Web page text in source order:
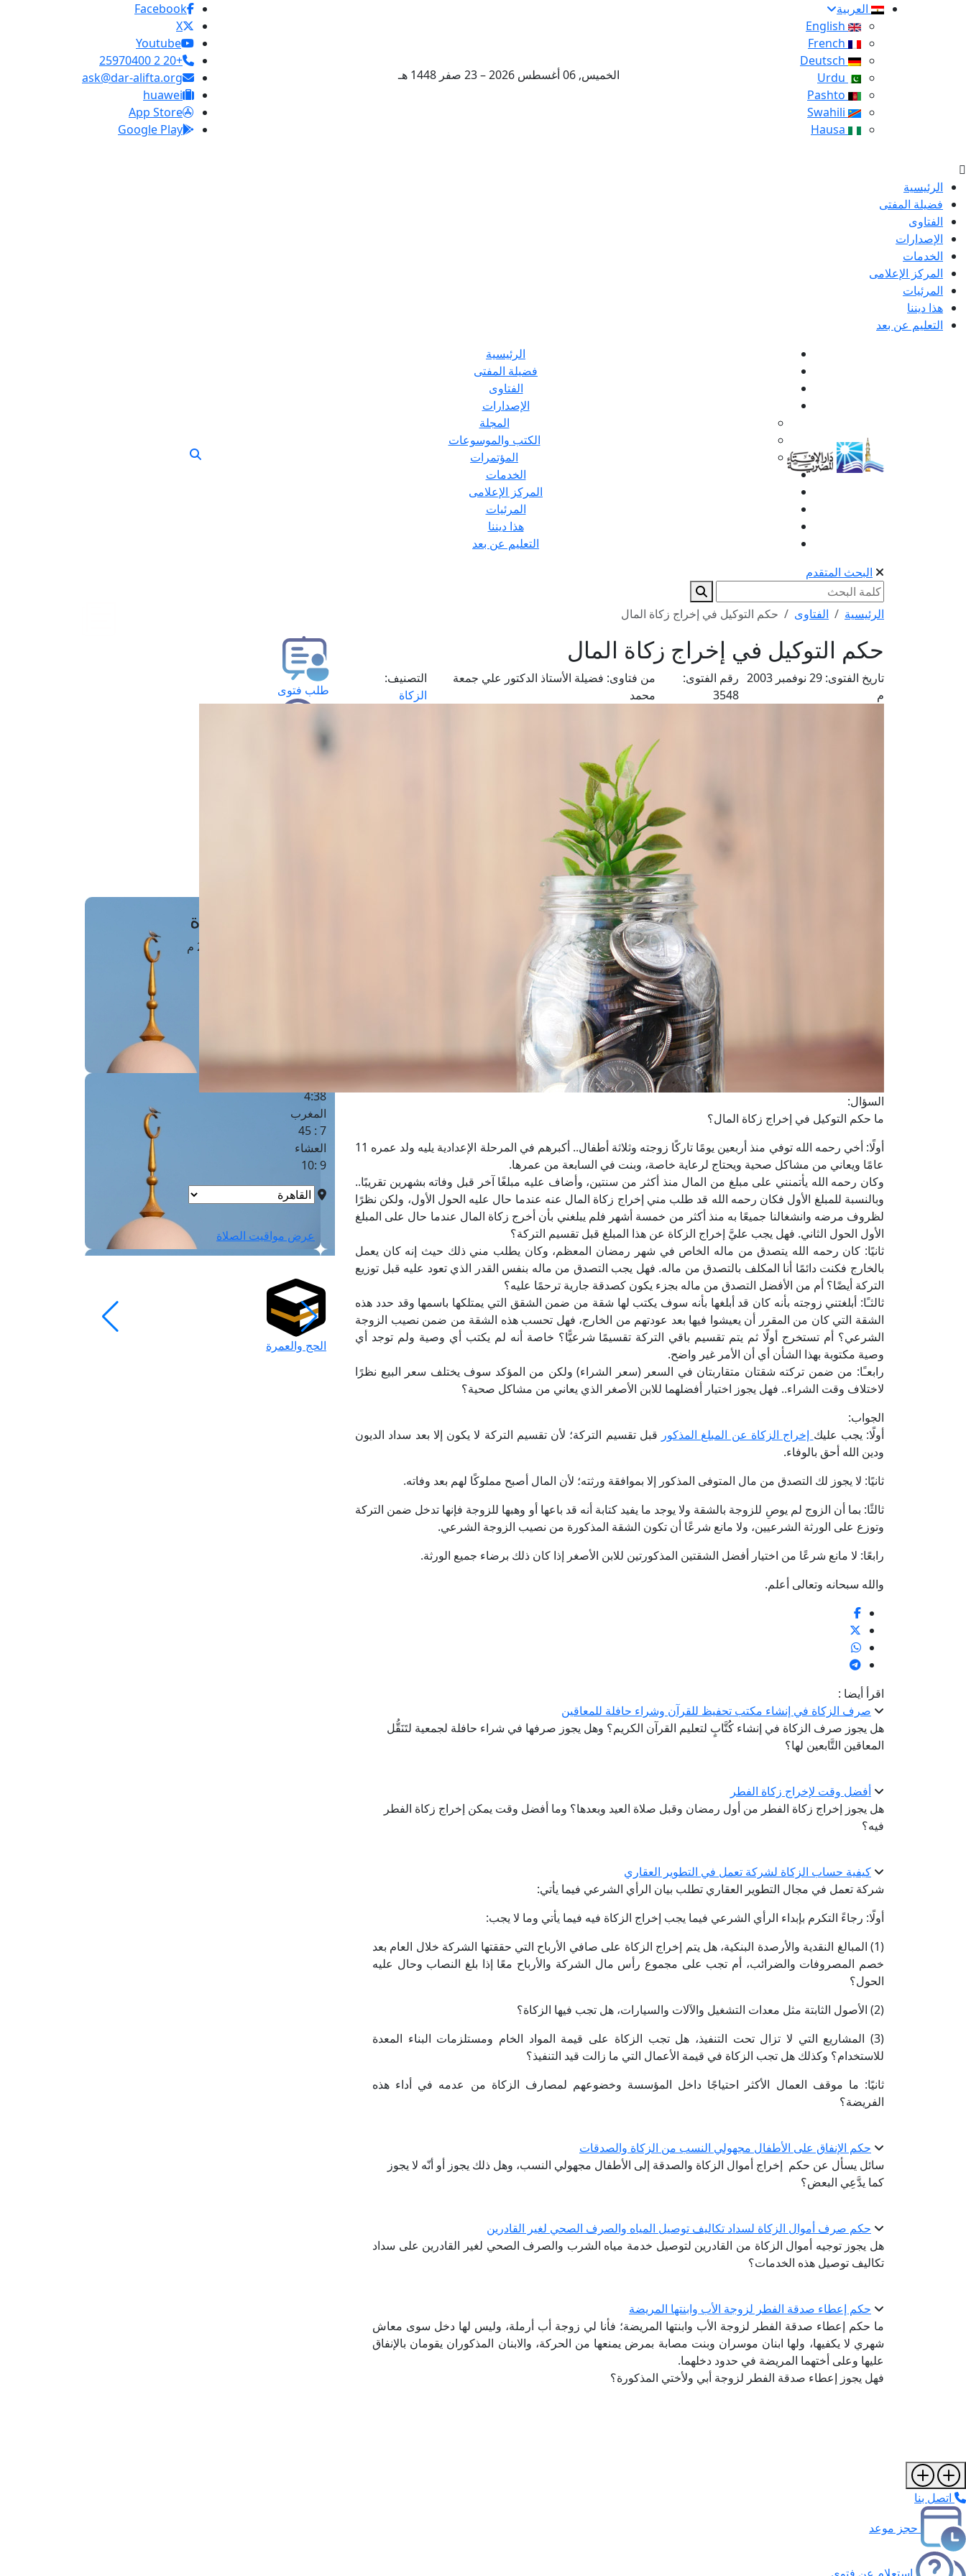
العربية
الخميس, 06 أغسطس 2026 – 23 صفر 1448 هـ
Facebook
X
Youtube
+20 2 25970400
ask@dar-alifta.org
huawei
App Store
Google Play
الرئيسية
فضيلة المفتى
الفتاوى
الإصدارات
الخدمات
المركز الإعلامى
المرئيات
هذا ديننا
التعليم عن بعد
الرئيسية
فضيلة المفتى
الفتاوى
الإصدارات
المجلة
الكتب والموسوعات
المؤتمرات
الخدمات
المركز الإعلامى
المرئيات
هذا ديننا
التعليم عن بعد
البحث المتقدم
الرئيسية الفتاوى حكم التوكيل في إخراج زكاة المال
حكم التوكيل في إخراج زكاة المال
تاريخ الفتوى:
29 نوفمبر 2003
م
رقم الفتوى:
3548
من فتاوى: فضيلة الأستاذ الدكتور علي جمعة
محمد
التصنيف:
الزكاة
السؤال:
ما حكم التوكيل في إخراج زكاة المال؟
أولًا: أخي رحمه الله توفي منذ أربعين يومًا تاركًا زوجته وثلاثة أطفال.. أكبرهم في المرحلة الإعدادية يليه ولد عمره 11
عامًا ويعاني من مشاكل صحية ويحتاج لرعاية خاصة، وبنت في السابعة من عمرها.
وكان رحمه الله يأتمنني على مبلغ من المال منذ أكثر من سنتين، وأضاف عليه مبلغًا آخر قبل وفاته بشهرين تقريبًا..
وبالنسبة للمبلغ الأول فكان رحمه الله قد طلب مني إخراج زكاة المال عنه عندما حال عليه الحول الأول، ولكن نظرًا
لظروف مرضه وانشغالنا جميعًا به منذ أكثر من خمسة أشهر فلم يبلغني بأن أخرج زكاة المال عندما حال على المبلغ
الأول الحول الثاني. فهل يجب عليَّ إخراج الزكاة عن هذا المبلغ قبل تقسيم التركة؟
ثانيًا: كان رحمه الله يتصدق من ماله الخاص في شهر رمضان المعظم، وكان يطلب مني ذلك حيث إنه كان يعمل
بالخارج فكنت دائمًا أنا المكلف بالتصدق من ماله. فهل يجب التصدق من ماله بنفس القدر الذي تعود عليه قبل توزيع
التركة أيضًا؟ أم من الأفضل التصدق من ماله بجزء يكون كصدقة جارية ترحمًا عليه؟
ثالثـًا: أبلغتني زوجته بأنه كان قد أبلغها بأنه سوف يكتب لها شقة من ضمن الشقق التي يمتلكها باسمها وقد حدد هذه
الشقة التي كان من المقرر أن يعيشوا فيها بعد عودتهم من الخارج، فهل تحسب هذه الشقة من ضمن نصيب الزوجة
الشرعي؟ أم تستخرج أولًا ثم يتم تقسيم باقي التركة تقسيمًا شرعيًّا؟ خاصة أنه لم يكتب أي وصية ولم توجد أي
وصية مكتوبة بهذا الشأن أي أن الأمر غير واضح.
رابعـًا: من ضمن تركته شقتان متقاربتان في السعر (سعر الشراء) ولكن من المؤكد سوف يختلف سعر البيع نظرًا
لاختلاف وقت الشراء.. فهل يجوز اختيار أفضلهما للابن الأصغر الذي يعاني من مشاكل صحية؟
الجواب:
أولًا: يجب عليك إخراج الزكاة عن المبلغ المذكور قبل تقسيم التركة؛ لأن تقسيم التركة لا يكون إلا بعد سداد الديون
ودين الله أحق بالوفاء.
ثانيًا: لا يجوز لك التصدق من مال المتوفى المذكور إلا بموافقة ورثته؛ لأن المال أصبح مملوكًا لهم بعد وفاته.
ثالثًا: بما أن الزوج لم يوصِ للزوجة بالشقة ولا يوجد ما يفيد كتابة أنه قد باعها أو وهبها للزوجة فإنها تدخل ضمن التركة
وتوزع على الورثة الشرعيين، ولا مانع شرعًا أن تكون الشقة المذكورة من نصيب الزوجة الشرعي.
رابعًا: لا مانع شرعًا من اختيار أفضل الشقتين المذكورتين للابن الأصغر إذا كان ذلك برضاء جميع الورثة.
والله سبحانه وتعالى أعلم.
اقرأ أيضا :
صرف الزكاة في إنشاء مكتب تحفيظ للقرآن وشراء حافلة للمعاقين
هل يجوز صرف الزكاة في إنشاء كُتَّابٍ لتعليم القرآن الكريم؟ وهل يجوز صرفها في شراء حافلة لجمعية لتَنَقُّل
المعاقين التَّابعين لها؟
أفضل وقت لإخراج زكاة الفطر
هل يجوز إخراج زكاة الفطر من أول رمضان وقبل صلاة العيد وبعدها؟ وما أفضل وقت يمكن إخراج زكاة الفطر
فيه؟
كيفية حساب الزكاة لشركة تعمل في التطوير العقاري
شركة تعمل في مجال التطوير العقاري تطلب بيان الرأي الشرعي فيما يأتي:
أولًا: رجاءً التكرم بإبداء الرأي الشرعي فيما يجب إخراج الزكاة فيه فيما يأتي وما لا يجب:
(1) المبالغ النقدية والأرصدة البنكية، هل يتم إخراج الزكاة على صافي الأرباح التي حققتها الشركة خلال العام بعد
خصم المصروفات والضرائب، أم تجب على مجموع رأس مال الشركة والأرباح معًا إذا بلغ النصاب وحال عليه
الحول؟
(2) الأصول الثابتة مثل معدات التشغيل والآلات والسيارات، هل تجب فيها الزكاة؟
(3) المشاريع التي لا تزال تحت التنفيذ، هل تجب الزكاة على قيمة المواد الخام ومستلزمات البناء المعدة
للاستخدام؟ وكذلك هل تجب الزكاة في قيمة الأعمال التي ما زالت قيد التنفيذ؟
ثانيًا: ما موقف العمال الأكثر احتياجًا داخل المؤسسة وخضوعهم لمصارف الزكاة من عدمه في أداء هذه
الفريضة؟
حكم الإنفاق على الأطفال مجهولي النسب من الزكاة والصدقات
سائل يسأل عن حكم إخراج أموال الزكاة والصدقة إلى الأطفال مجهولي النسب، وهل ذلك يجوز أو أنّه لا يجوز
كما يدَّعِي البعض؟
حكم صرف أموال الزكاة لسداد تكاليف توصيل المياه والصرف الصحي لغير القادرين
هل يجوز توجيه أموال الزكاة من القادرين لتوصيل خدمة مياه الشرب والصرف الصحي لغير القادرين على سداد
تكاليف توصيل هذه الخدمات؟
حكم إعطاء صدقة الفطر لزوجة الأب وابنتها المريضة
ما حكم إعطاء صدقة الفطر لزوجة الأب وابنتها المريضة؛ فأنا لي زوجة أب أرملة، وليس لها دخل سوى معاش
شهري لا يكفيها، ولها ابنان موسران وبنت مصابة بمرض يمنعها من الحركة، والابنان المذكوران يقومان بالإنفاق
عليها وعلى أختهما المريضة في حدود دخلهما.
فهل يجوز إعطاء صدقة الفطر لزوجة أبي ولأختي المذكورة؟
طلب فتوى
استعلام عن فتوى
مَواقِيتُ الصَّـــلاة
1 : 1
4:38
المغرب
7 : 45
العشاء
9 :10
عرض مواقيت الصلاة
الحج والعمرة
اتصل بنا
حجز موعد